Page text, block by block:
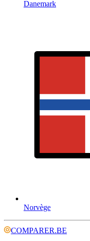
Danemark
Norvège
COMPARER.BE